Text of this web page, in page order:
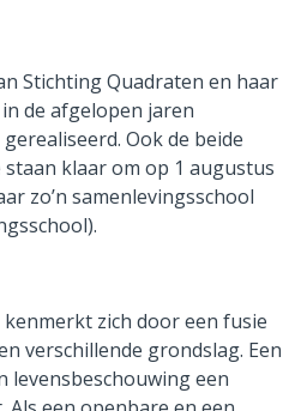
Stichting Quadraten en haar
de afgelopen jaren
Ook de beide
klaar om op 1 augustus
zo’n samenlevingsschool
zich door een fusie
verschillende grondslag. Een
levensbeschouwing een